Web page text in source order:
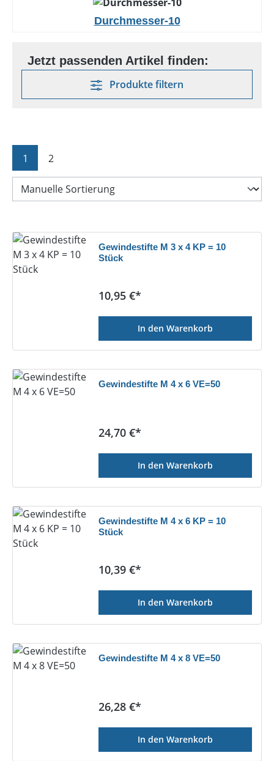
Durchmesser-10
Produkte filtern
Seite
1 Seite
2
Gewindestifte M 3 x 4 KP = 10
Stück
Regulärer Preis:
10,95 €*
In den Warenkorb
Gewindestifte M 4 x 6 VE=50
Regulärer Preis:
24,70 €*
In den Warenkorb
Gewindestifte M 4 x 6 KP = 10
Stück
Regulärer Preis:
10,39 €*
In den Warenkorb
Gewindestifte M 4 x 8 VE=50
Regulärer Preis:
26,28 €*
In den Warenkorb